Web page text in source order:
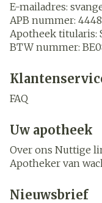
E-mailadres:
APB nummer:
Apotheek titularis:
BTW nummer:
FAQ
Uw apotheek
Over ons Nuttige
Apotheker van
Nieuwsbrief